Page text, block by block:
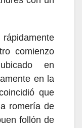
comienzo
en
en la
que
romería de
follón de